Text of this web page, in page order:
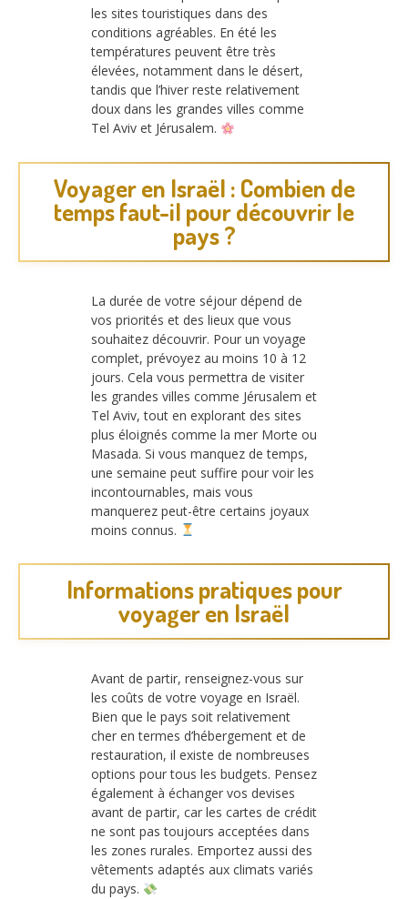
les sites touristiques dans des
conditions agréables. En été les
températures peuvent être très
élevées, notamment dans le désert,
tandis que l’hiver reste relativement
doux dans les grandes villes comme
Tel Aviv et Jérusalem.
Voyager en Israël : Combien de
temps faut-il pour découvrir le
pays ?
La durée de votre séjour dépend de
vos priorités et des lieux que vous
souhaitez découvrir. Pour un voyage
complet, prévoyez au moins 10 à 12
jours. Cela vous permettra de visiter
les grandes villes comme Jérusalem et
Tel Aviv, tout en explorant des sites
plus éloignés comme la mer Morte ou
Masada. Si vous manquez de temps,
une semaine peut suffire pour voir les
incontournables, mais vous
manquerez peut-être certains joyaux
moins connus.
Informations pratiques pour
voyager en Israël
Avant de partir, renseignez-vous sur
les coûts de votre voyage en Israël.
Bien que le pays soit relativement
cher en termes d’hébergement et de
restauration, il existe de nombreuses
options pour tous les budgets. Pensez
également à échanger vos devises
avant de partir, car les cartes de crédit
ne sont pas toujours acceptées dans
les zones rurales. Emportez aussi des
vêtements adaptés aux climats variés
du pays.